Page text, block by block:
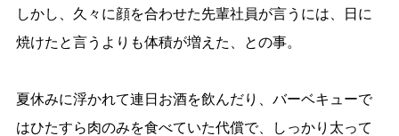
しかし、久々に顔を合わせた先輩社員が言うには、日に
焼けたと言うよりも体積が増えた、との事。
夏休みに浮かれて連日お酒を飲んだり、バーベキューで
はひたすら肉のみを食べていた代償で、しっかり太って